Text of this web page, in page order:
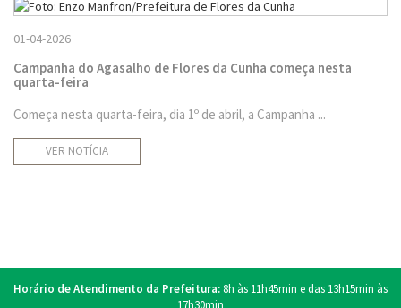
01-04-2026
Campanha do Agasalho de Flores da Cunha começa nesta
quarta-feira
Começa nesta quarta-feira, dia 1º de abril, a Campanha ...
VER NOTÍCIA
Horário de Atendimento da Prefeitura:8h às 11h45min e das 13h15min às
17h30min